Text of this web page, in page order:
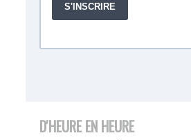
D'HEURE EN HEURE